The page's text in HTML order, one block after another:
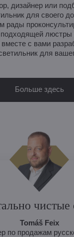
дизайнер или
для своего
люстры
с вами
для
Больше здесь
чистые
Tomáš Feix
по продажам